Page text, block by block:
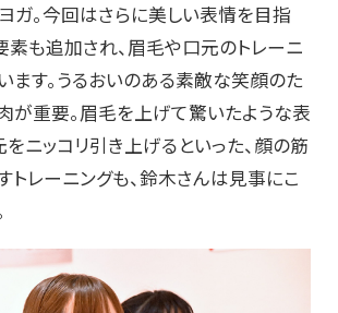
ガ。今回はさらに美しい表情を目指
素も追加され、眉毛や口元のトレーニ
ます。うるおいのある素敵な笑顔のた
が重要。眉毛を上げて驚いたような表
をニッコリ引き上げるといった、顔の筋
トレーニングも、鈴木さんは見事にこ